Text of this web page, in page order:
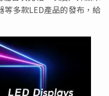
多款LED產品的發布，給